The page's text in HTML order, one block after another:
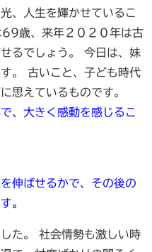
、人生を輝かせているこ
69歳、来年２０２０年は古
るでしょう。 今日は、妹
。 古いこと、子ども時代
思えているものです。
、大きく感動を感じるこ
伸ばせるかで、その後の
。
た。 社会情勢も激しい時